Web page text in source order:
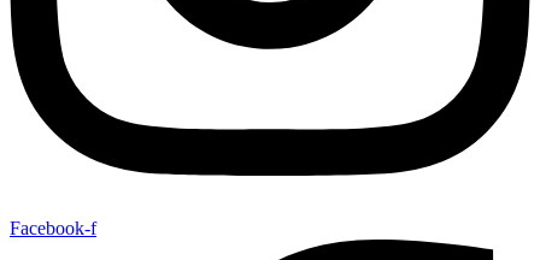
Facebook-f